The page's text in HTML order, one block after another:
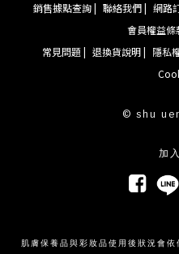
銷售據點查詢 | 聯絡我們 | 網路
會員權益條
常見問題 | 退換貨說明 | 隱私
© shu
加
肌膚保養品與彩妝品使用後狀況會